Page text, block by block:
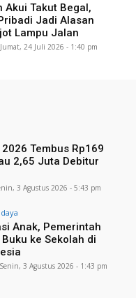
Akui Takut Begal,
Jadi Alasan
Lampu Jalan
Jumat, 24 Juli 2026 - 1:40 pm
2026 Tembus Rp169
2,65 Juta Debitur
3 Agustus 2026 - 5:43 pm
Anak, Pemerintah
ke Sekolah di
Senin, 3 Agustus 2026 - 1:43 pm